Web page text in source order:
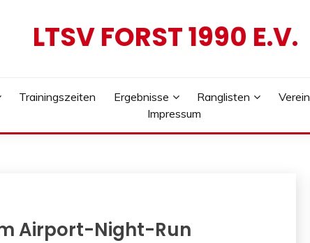
LTSV FORST 1990 E.V.
Trainingszeiten Ergebnisse Ranglisten Verein
Impressum
Airport-Night-Run